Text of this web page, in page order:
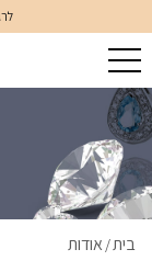
בית/ אודות